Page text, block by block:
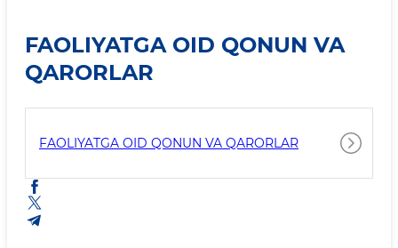
FAOLIYATGA OID QONUN VA
QARORLAR
FAOLIYATGA OID QONUN VA QARORLAR